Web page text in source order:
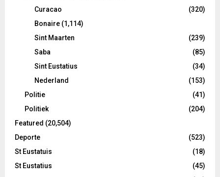
Curacao
(320)
Bonaire (1,114)
Sint Maarten
(239)
Saba
(85)
Sint Eustatius
(34)
Nederland
(153)
Politie
(41)
Politiek
(204)
Featured (20,504)
Deporte
(523)
St Eustatuis
(18)
St Eustatius
(45)